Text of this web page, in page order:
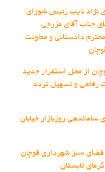
نژاد نایب رئیس شورای
جناب آقای مزرجی
دادستانی و معاونت
از محل استقرار جدید
رفاهی و تسهیل تردد
ساماندهی روزبازار خیابان
فضای سبز شهرداری قوچان
تابستان